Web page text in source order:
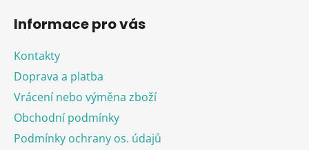
Informace pro vás
Kontakty
Doprava a platba
Vrácení nebo výměna zboží
Obchodní podmínky
Podmínky ochrany os. údajů